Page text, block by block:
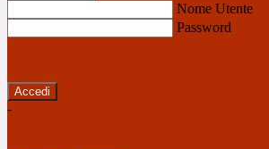
Nome Utente
Password
-